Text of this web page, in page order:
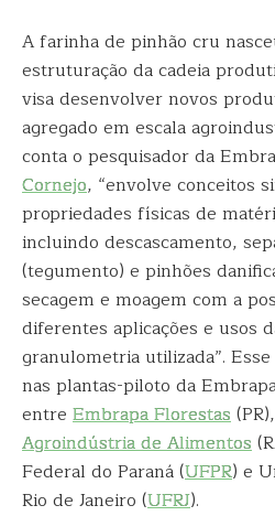
A farinha de pinhão cru
estruturação da cadeia
visa desenvolver novos
agregado em escala
conta o pesquisador da
Cornejo, “envolve conceitos
propriedades físicas de
incluindo descascamento,
(tegumento) e pinhões
secagem e moagem com a
diferentes aplicações e usos
granulometria utilizada”.
nas plantas-piloto da
entre Embrapa Florestas(PR),
Agroindústria de Alimentos
Federal do Paraná (UFPR) e
Rio de Janeiro (UFRJ).